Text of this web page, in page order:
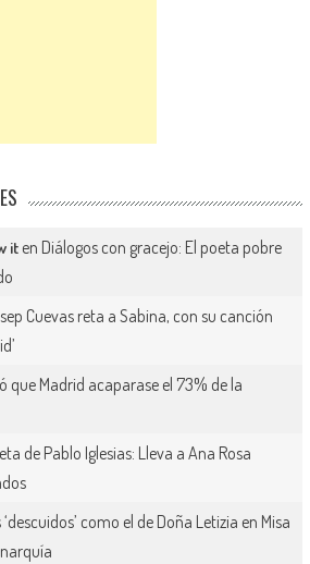
iten Diálogos con gracejo: El poeta pobre
Cuevas reta a Sabina, con su canción
que Madrid acaparase el 73% de la
de Pablo Iglesias: Lleva a Ana Rosa
‘descuidos’ como el de Doña Letizia en Misa